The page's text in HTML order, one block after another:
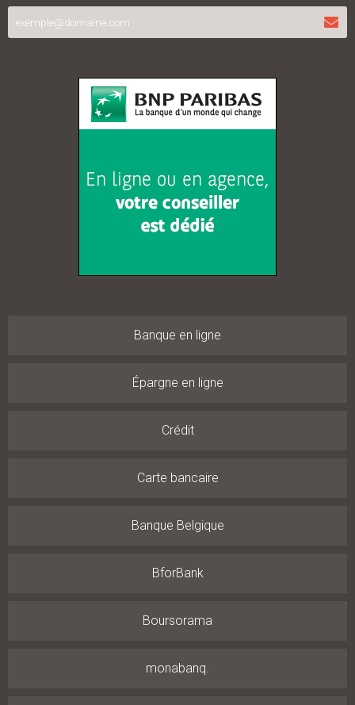
Banque en ligne
Épargne en ligne
Crédit
Carte bancaire
Banque Belgique
BforBank
Boursorama
monabanq.